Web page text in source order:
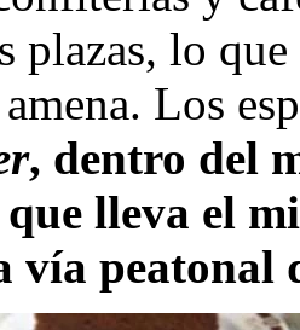
plazas, lo
Los
, dentro del
lleva el
vía